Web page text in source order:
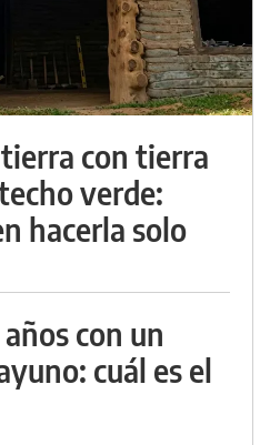
con tierra
verde:
hacerla solo
con un
cuál es el